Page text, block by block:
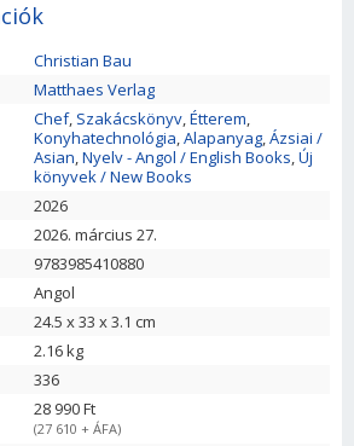
Christian Bau
Matthaes Verlag
Chef, Szakácskönyv,Étterem,
Konyhatechnológia,Alapanyag,Ázsiai /
Asian,Nyelv - Angol / English Books,Új
könyvek / New Books
2026
2026. március 27.
9783985410880
Angol
24.5 x33 x3.1 cm
2.16 kg
336
28 990 Ft
(27 610 + ÁFA)